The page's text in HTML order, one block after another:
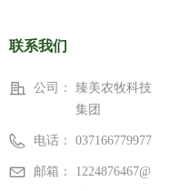
联系我们
公司：
臻美农牧科技
集团
电话： 037166779977
邮箱：
1224876467@